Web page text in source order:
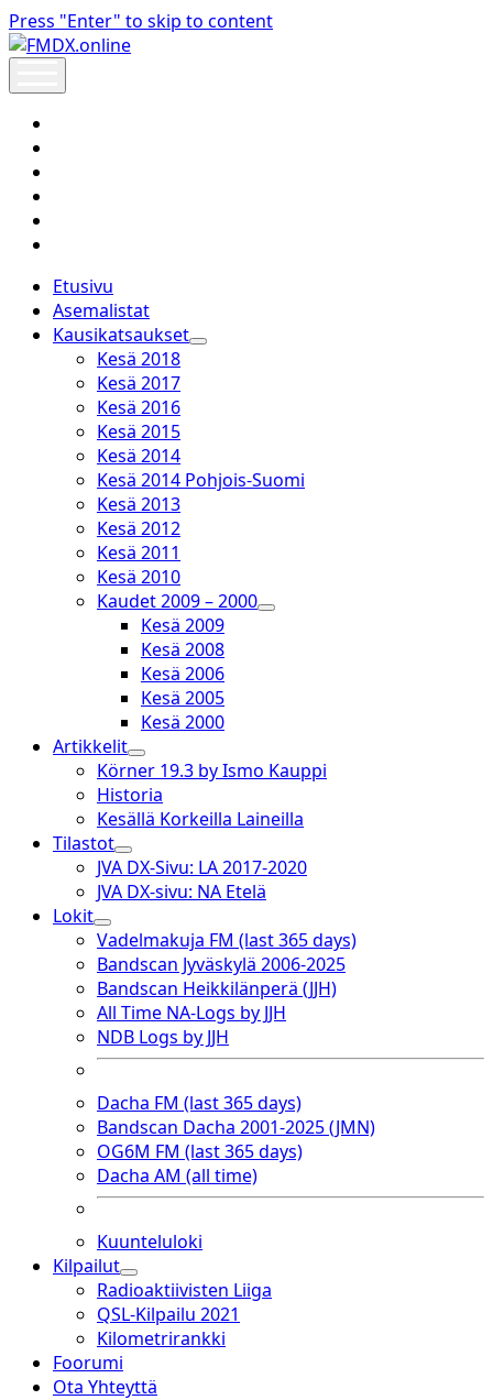
Press "Enter" to skip to content
FMDX.online
menu
Etusivu
Asemalistat
Kausikatsaukset
open
Kesä 2018
Kesä 2017
Kesä 2016
Kesä 2015
Kesä 2014
Kesä 2014 Pohjois-Suomi
Kesä 2013
Kesä 2012
Kesä 2011
Kesä 2010
Kaudet 2009 – 2000
open
Kesä 2009
Kesä 2008
Kesä 2006
Kesä 2005
Kesä 2000
Artikkelit
open
dropdown
menu
Körner 19.3 by Ismo Kauppi
Historia
Kesällä Korkeilla Laineilla
Tilastot
open
dropdown
menu
JVA DX-Sivu: LA 2017-2020
JVA DX-sivu: NA Etelä
Lokit
open
dropdown
menu
Vadelmakuja FM (last 365 days)
Bandscan Jyväskylä 2006-2025
Bandscan Heikkilänperä (JJH)
All Time NA-Logs by JJH
NDB Logs by JJH
Dacha FM (last 365 days)
Bandscan Dacha 2001-2025 (JMN)
OG6M FM (last 365 days)
Dacha AM (all time)
Kuunteluloki
Kilpailut
open
dropdown
menu
Radioaktiivisten Liiga
QSL-Kilpailu 2021
Kilometrirankki
Foorumi
Ota Yhteyttä